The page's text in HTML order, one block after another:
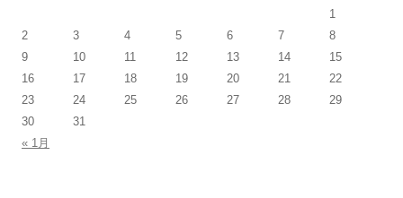
« 1月
1
2
3 4 5 6 7
8
9
10 11 12 13 14
15
16
17 18 19 20 21
22
23
24 25 26 27 28
29
30
31